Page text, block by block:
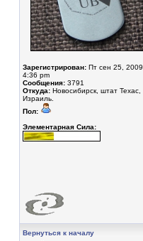
Зарегистрирован: Пт сен 25, 2009
4:36 pm
Сообщения: 3791
Откуда: Новосибирск, штат Техас,
Израиль.
Пол:
Элементарная Сила:
Вернуться к началу